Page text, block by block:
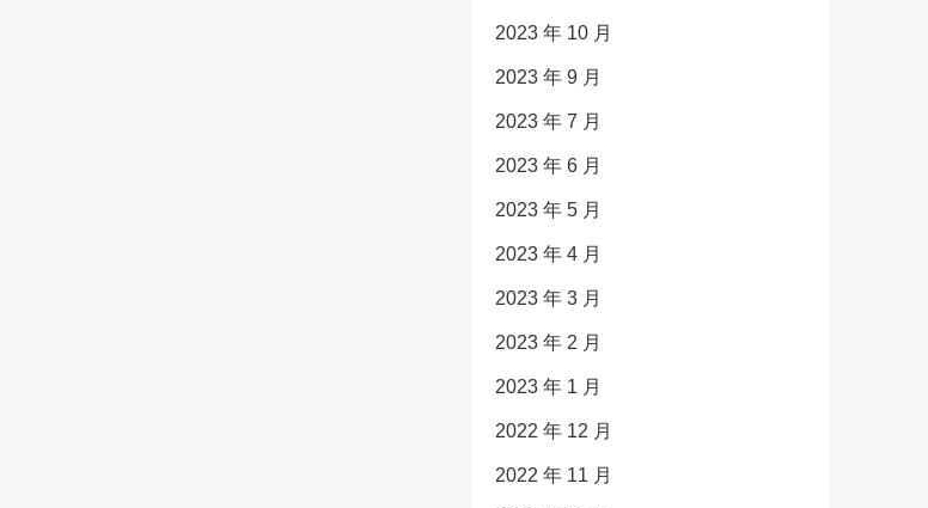
2023 年 10 月
2023 年 9 月
2023 年 7 月
2023 年 6 月
2023 年 5 月
2023 年 4 月
2023 年 3 月
2023 年 2 月
2023 年 1 月
2022 年 12 月
2022 年 11 月